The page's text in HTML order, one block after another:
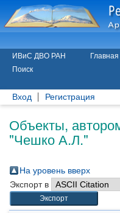
ИВиС ДВО РАН Главная
Поиск
Вход Регистрация
Объекты,
"Чешко А.Л."
На уровень вверх
Экспорт в